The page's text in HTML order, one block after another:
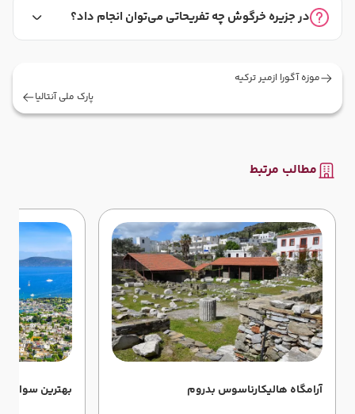
در جزیره خرگوش چه تفریحاتی می‌توان انجام داد؟
موزه آگورا ازمیر ترکیه
پارک ملی آنتالیا
مطالب مرتبط
آرامگاه هالیکارناسوس بدروم بهترین سواحل